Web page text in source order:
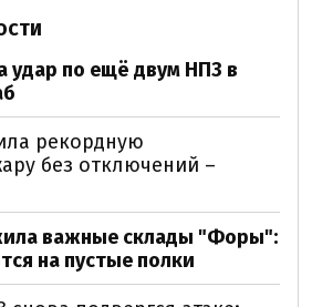
удар по ещё двум НПЗ в
рекордную
без отключений –
важные склады "Форы":
на пустые полки